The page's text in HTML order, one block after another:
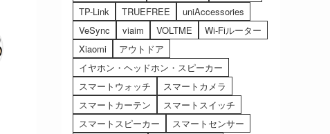
TP-Link
TRUEFREE
uniAccessories
VeSync
viaim VOLTME
Wi-Fiルーター
Xiaomi
アウトドア
イヤホン・ヘッドホン・スピーカー
スマートウォッチ
スマートカメラ
スマートカーテン
スマートスイッチ
スマートスピーカー
スマートセンサー